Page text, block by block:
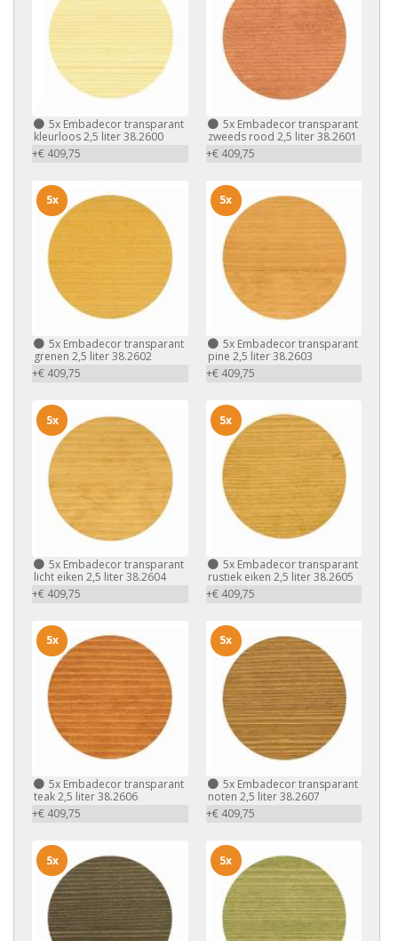
5x Embadecor transparant
kleurloos 2,5 liter 38.2600
+€ 409,75
5xEmbadecor transparant
zweeds rood 2,5 liter 38.2601
+€ 409,75
5x Embadecor transparant
grenen 2,5 liter 38.2602
+€ 409,75
5x
5xEmbadecor transparant
pine 2,5 liter 38.2603
+€ 409,75
5x
5x Embadecor transparant
licht eiken 2,5 liter 38.2604
+€ 409,75
5x
5xEmbadecor transparant
rustiek eiken 2,5 liter 38.2605
+€ 409,75
5x
5x Embadecor transparant
teak 2,5 liter 38.2606
+€ 409,75
5x
5xEmbadecor transparant
noten 2,5 liter 38.2607
+€ 409,75
5x
5x 5x